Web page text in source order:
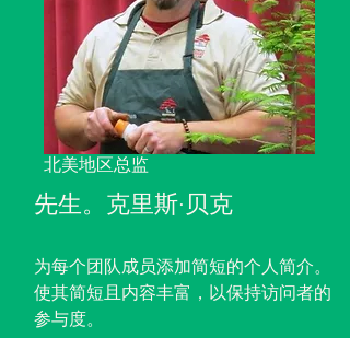
北美地区总监
先生。 克里斯·贝克
为每个团队成员添加简短的个人简介。
使其简短且内容丰富，以保持访问者的
参与度。